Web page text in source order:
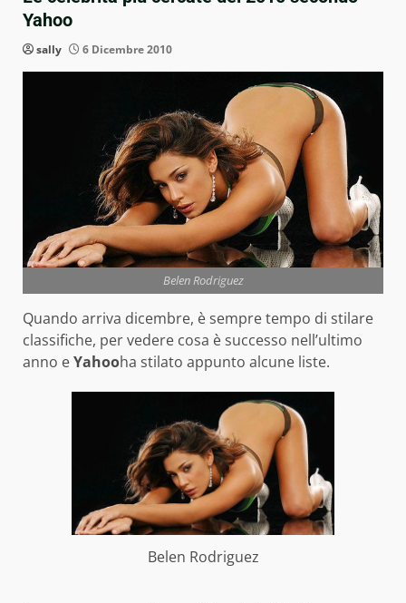
Yahoo
sally 6 Dicembre 2010
Belen Rodriguez
Quando arriva dicembre, è sempre tempo di stilare
classifiche, per vedere cosa è successo nell’ultimo
anno eYahooha stilato appunto alcune liste.
Belen Rodriguez